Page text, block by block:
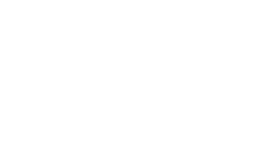
tilavasta
tilaan ja joista